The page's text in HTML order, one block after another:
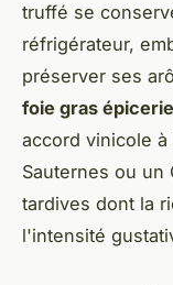
truffé se
réfrigérateur,
préserver ses
foie gras
accord vinicole
Sauternes ou un
tardives dont la
l'intensité